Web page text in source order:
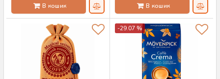
В кошик В кошик
-29.07 %